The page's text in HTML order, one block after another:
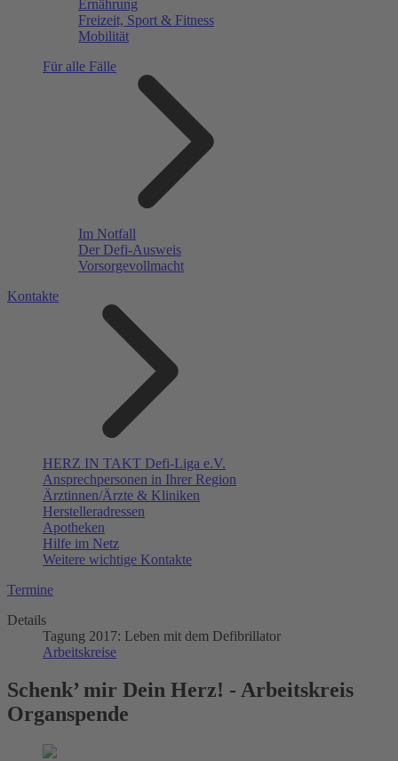
Ernährung
Freizeit, Sport & Fitness
Mobilität
Für alle Fälle
Im Notfall
Der Defi-Ausweis
Vorsorgevollmacht
Kontakte
HERZ IN TAKT Defi-Liga e.V.
Ansprechpersonen in Ihrer Region
Ärztinnen/Ärzte & Kliniken
Herstelleradressen
Apotheken
Hilfe im Netz
Weitere wichtige Kontakte
Termine
Details
Tagung 2017: Leben mit dem Defibrillator
Arbeitskreise
Schenk’ mir Dein Herz! - Arbeitskreis
Organspende